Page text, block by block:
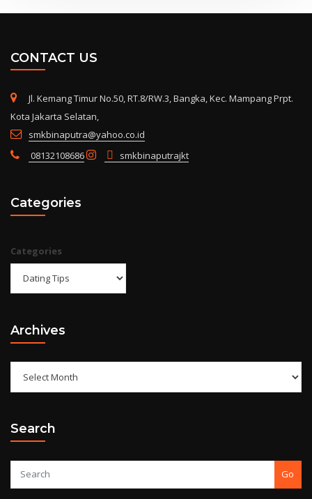
CONTACT US
Jl. Kemang Timur No.50, RT.8/RW.3, Bangka, Kec. Mampang Prpt.
Kota Jakarta Selatan,
smkbinaputra@yahoo.co.id
08132108686
smkbinaputrajkt
Categories
Categories
Archives
Search
Go